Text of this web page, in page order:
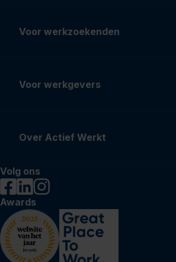
Voor werkzoekenden
Voor werkgevers
Over Actief Werkt
Volg ons
Awards